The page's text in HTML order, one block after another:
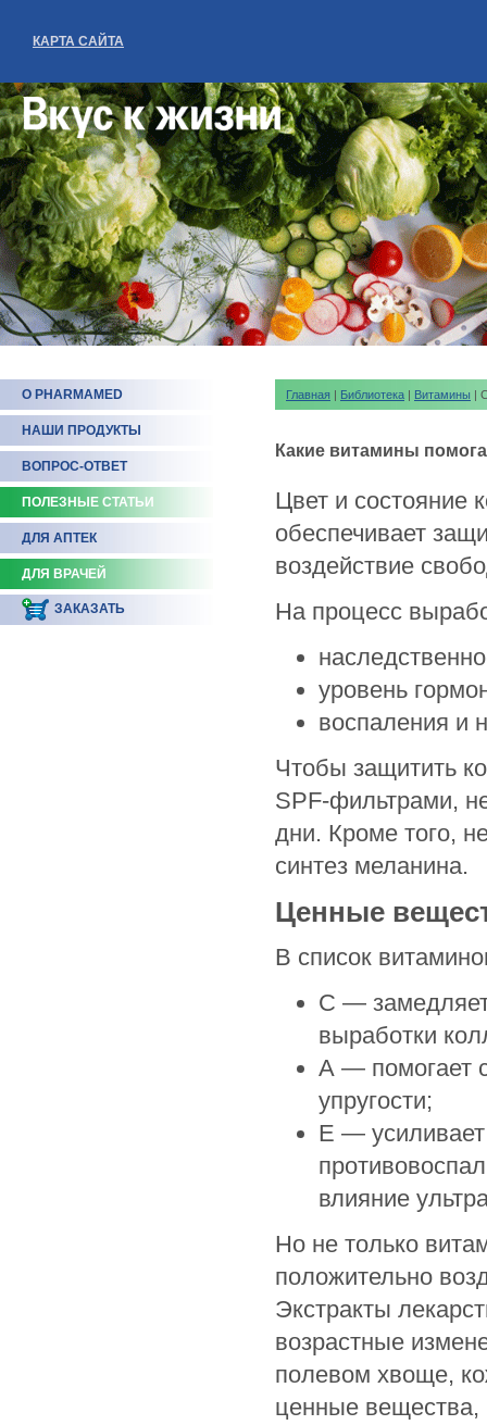
КАРТА САЙТА
О PHARMAMED
НАШИ ПРОДУКТЫ
ВОПРОС-ОТВЕТ
ПОЛЕЗНЫЕ СТАТЬИ
ДЛЯ АПТЕК
ДЛЯ ВРАЧЕЙ
ЗАКАЗАТЬ
Главная | Библиотека | Витамины |
Какие витамины
Цвет и состояние
обеспечивает
воздействие
На процесс
уровень
воспаления и
Чтобы защитить
SPF-фильтрами,
дни. Кроме того,
синтез меланина.
Ценные
В список
С — замедляет
выработки
А — помогает
упругости;
Е — усиливает
влияние
Но не только
положительно
Экстракты
возрастные
полевом хвоще,
ценные вещества,